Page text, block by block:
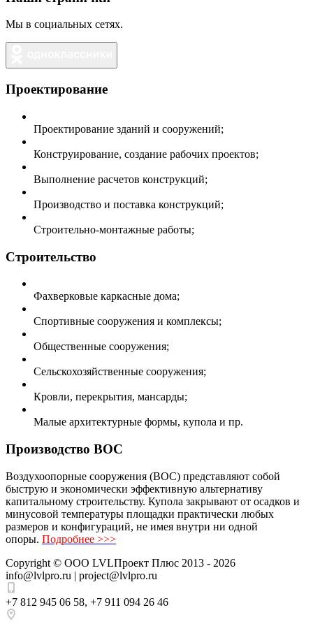
Мы в социальных сетях.
Проектирование
Проектирование зданий и сооружений;
Конструирование, создание рабочих проектов;
Выполнение расчетов конструкций;
Производство и поставка конструкций;
Строительно-монтажные работы;
Строительство
Фахверковые каркасные дома;
Спортивные сооружения и комплексы;
Общественные сооружения;
Сельскохозяйственные сооружения;
Кровли, перекрытия, мансарды;
Малые архитектурные формы, купола и пр.
Производство ВОС
Воздухоопорные сооружения (ВОС) представляют собой
быструю и экономически эффективную альтернативу
капитальному строительству. Купола закрывают от осадков и
минусовой температуры площадки практически любых
размеров и конфигураций, не имея внутри ни одной
опоры. Подробнее >>>
Copyright © ООО LVLПроект Плюс 2013 - 2026
info@lvlpro.ru | project@lvlpro.ru
+7 812 945 06 58, +7 911 094 26 46